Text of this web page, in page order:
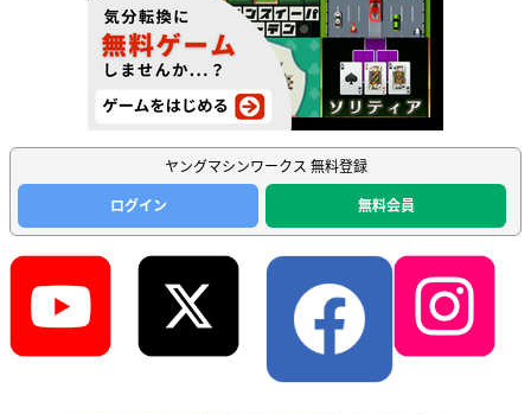
ヤングマシンワークス 無料登録
ログイン
無料会員